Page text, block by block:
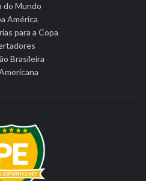
do Mundo
América
para a Copa
Brasileira